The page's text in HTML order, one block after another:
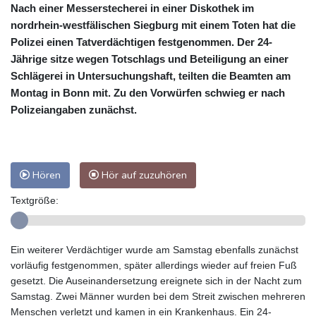
Nach einer Messerstecherei in einer Diskothek im
nordrhein-westfälischen Siegburg mit einem Toten hat die
Polizei einen Tatverdächtigen festgenommen. Der 24-
Jährige sitze wegen Totschlags und Beteiligung an einer
Schlägerei in Untersuchungshaft, teilten die Beamten am
Montag in Bonn mit. Zu den Vorwürfen schwieg er nach
Polizeiangaben zunächst.
Hören Hör auf zuzuhören
Textgröße:
Ein weiterer Verdächtiger wurde am Samstag ebenfalls zunächst
vorläufig festgenommen, später allerdings wieder auf freien Fuß
gesetzt. Die Auseinandersetzung ereignete sich in der Nacht zum
Samstag. Zwei Männer wurden bei dem Streit zwischen mehreren
Menschen verletzt und kamen in ein Krankenhaus. Ein 24-